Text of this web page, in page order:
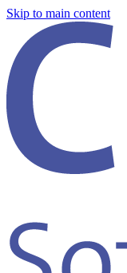
Skip to main content